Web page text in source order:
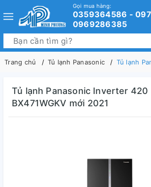
Gọi mua hàng:
0359364586 -
0969286385
Trang chủ Tủ lạnh Panasonic Tủ lạnh
Tủ lạnh Panasonic Inverter 420
BX471WGKV mới 2021